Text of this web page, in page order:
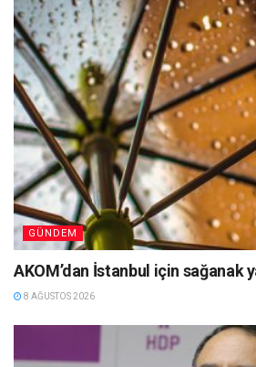
GÜNDEM
AKOM’dan İstanbul için sağanak
8 AĞUSTOS 2026